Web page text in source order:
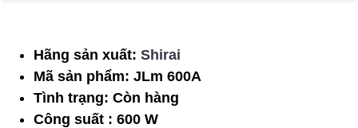
Hãng sản xuất: Shirai
Mã sản phẩm: JLm 600A
Tình trạng: Còn hàng
Công suất : 600 W